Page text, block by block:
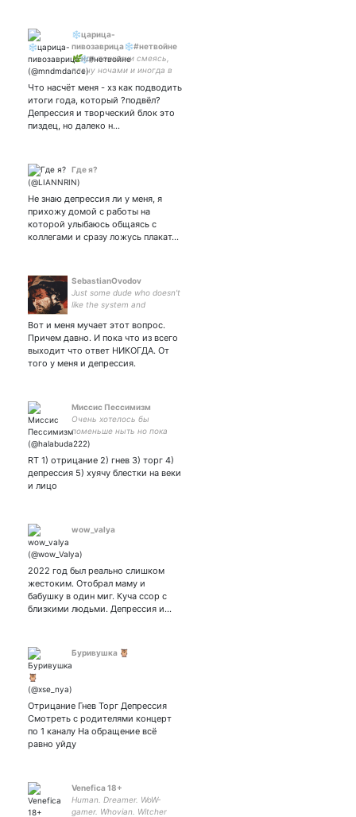
❄царица-
пивозаврица❄#нетвойне
🌿иду по жизни смеясь,
плачу ночами и иногда в
мюзиклы: австрофд,
MLOR🎼 всё страньше и
страньше всё чудесатее и
чудесатее🦄
Что насчёт меня - хз как подводить
итоги года, который ?подвёл?
Депрессия и творческий блок это
пиздец, но далеко н…
Где я?
Не знаю депрессия ли у меня, я
прихожу домой с работы на
которой улыбаюсь общаясь с
коллегами и сразу ложусь плакат…
SebastianOvodov
Just some dude who doesn't
like the system and
Вот и меня мучает этот вопрос.
Причем давно. И пока что из всего
выходит что ответ НИКОГДА. От
того у меня и депрессия.
Миссис Пессимизм
Очень хотелось бы
поменьше ныть но пока
нет такой возможности (с)
RT 1) отрицание 2) гнев 3) торг 4)
депрессия 5) хуячу блестки на веки
и лицо
wow_valya
2022 год был реально слишком
жестоким. Отобрал маму и
бабушку в один миг. Куча ссор с
близкими людьми. Депрессия и…
Буривушка 🦉
Отрицание Гнев Торг Депрессия
Смотреть с родителями концерт
по 1 каналу На обращение всë
равно уйду
Venefica 18+
Human. Dreamer. WoW-
gamer. Whovian. Witcher